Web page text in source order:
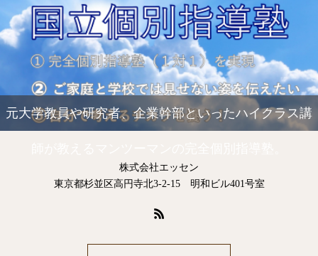
元大学教員や研究者、企業幹部といったハイクラス講
株式会社エッセン
東京都杉並区高円寺北3-2-15 明和ビル401号室